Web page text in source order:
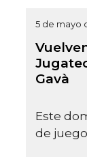
5 de mayo
Gavà
Este
de